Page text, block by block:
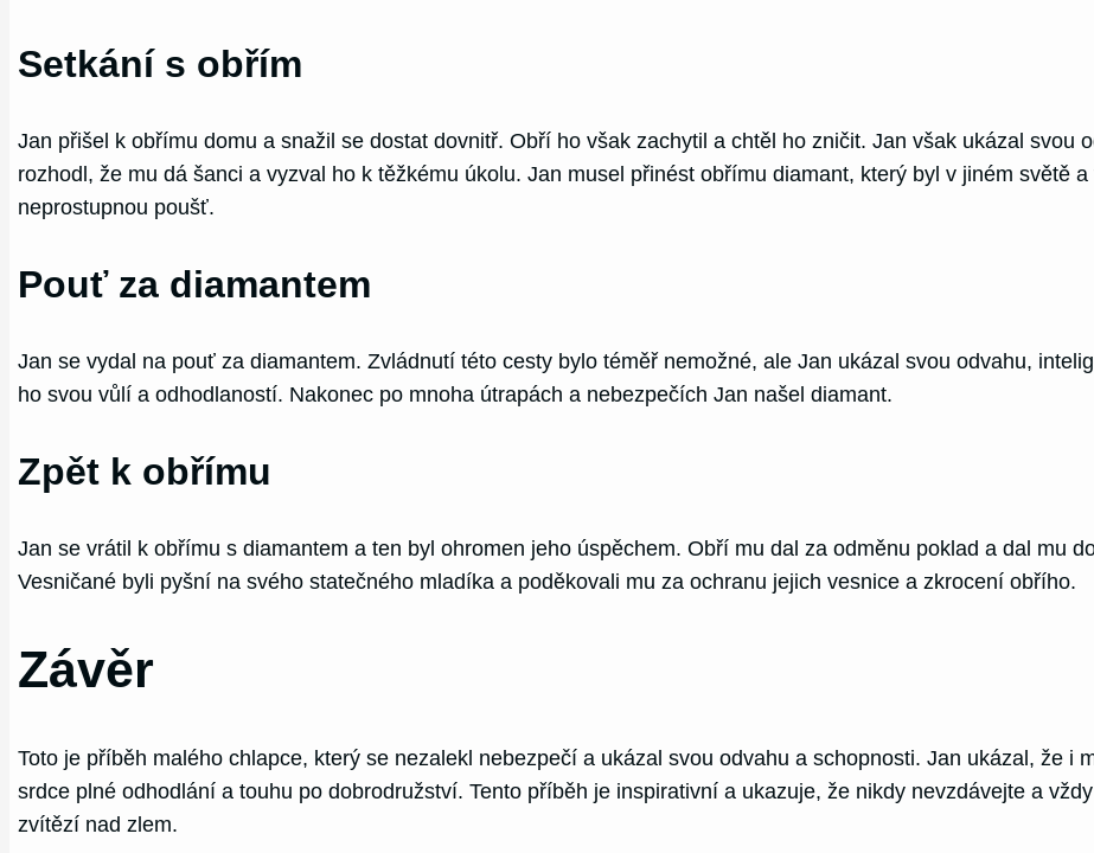
Setkání s obřím
Jan přišel k obřímu domu a snažil se dostat dovnitř. Obří ho však zachytil a chtěl ho zničit. Jan však ukázal svou
rozhodl, že mu dá šanci a vyzval ho k těžkému úkolu. Jan musel přinést obřímu diamant, který byl v jiném světě
neprostupnou poušť.
Pouť za diamantem
Jan se vydal na pouť za diamantem. Zvládnutí této cesty bylo téměř nemožné, ale Jan ukázal svou odvahu,
ho svou vůlí a odhodlaností. Nakonec po mnoha útrapách a nebezpečích Jan našel diamant.
Zpět k obřímu
Jan se vrátil k obřímu s diamantem a ten byl ohromen jeho úspěchem. Obří mu dal za odměnu poklad a dal mu
Vesničané byli pyšní na svého statečného mladíka a poděkovali mu za ochranu jejich vesnice a zkrocení obřího.
Závěr
Toto je příběh malého chlapce, který se nezalekl nebezpečí a ukázal svou odvahu a schopnosti. Jan ukázal, že i
srdce plné odhodlání a touhu po dobrodružství. Tento příběh je inspirativní a ukazuje, že nikdy nevzdávejte a
zvítězí nad zlem.